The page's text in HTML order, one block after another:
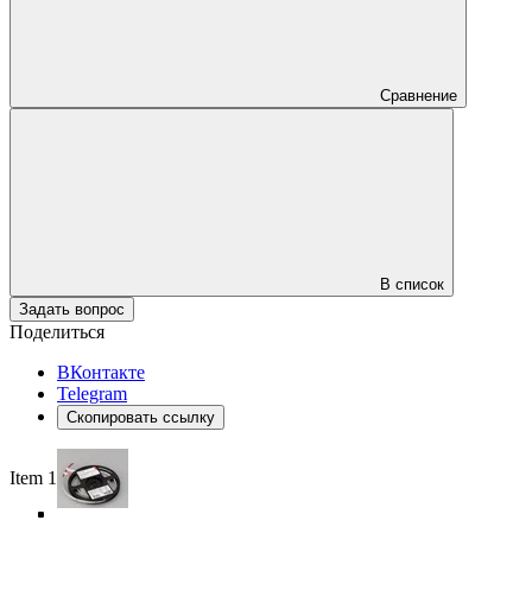
Сравнение
В список
Задать вопрос
Поделиться
ВКонтакте
Telegram
Скопировать ссылку
Item 1 of 5